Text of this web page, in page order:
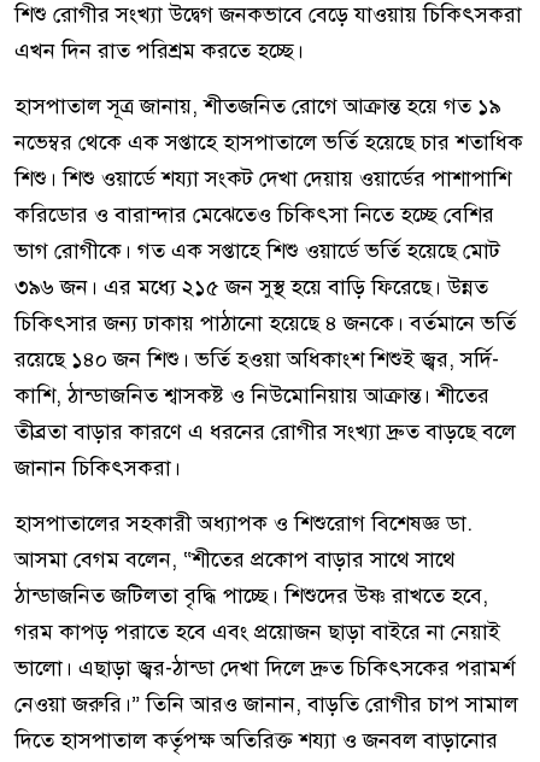
শিশু রোগীর সংখ্যা উদ্বেগ জনকভাবে বেড়ে যাওয়ায় চিকিৎসকরা
এখন দিন রাত পরিশ্রম করতে হচ্ছে।
হাসপাতাল সূত্র জানায়, শীতজনিত রোগে আক্রান্ত হয়ে গত ১৯
নভেম্বর থেকে এক সপ্তাহে হাসপাতালে ভর্তি হয়েছে চার শতাধিক
শিশু। শিশু ওয়ার্ডে শয্যা সংকট দেখা দেয়ায় ওয়ার্ডের পাশাপাশি
করিডোর ও বারান্দার মেঝেতেও চিকিৎসা নিতে হচ্ছে বেশির
ভাগ রোগীকে। গত এক সপ্তাহে শিশু ওয়ার্ডে ভর্তি হয়েছে মোট
৩৯৬ জন। এর মধ্যে ২১৫ জন সুস্থ হয়ে বাড়ি ফিরেছে। উন্নত
চিকিৎসার জন্য ঢাকায় পাঠানো হয়েছে ৪ জনকে। বর্তমানে ভর্তি
রয়েছে ১৪০ জন শিশু। ভর্তি হওয়া অধিকাংশ শিশুই জ্বর, সর্দি-
কাশি, ঠান্ডাজনিত শ্বাসকষ্ট ও নিউমোনিয়ায় আক্রান্ত। শীতের
তীব্রতা বাড়ার কারণে এ ধরনের রোগীর সংখ্যা দ্রুত বাড়ছে বলে
জানান চিকিৎসকরা।
হাসপাতালের সহকারী অধ্যাপক ও শিশুরোগ বিশেষজ্ঞ ডা.
আসমা বেগম বলেন, “শীতের প্রকোপ বাড়ার সাথে সাথে
ঠান্ডাজনিত জটিলতা বৃদ্ধি পাচ্ছে। শিশুদের উষ্ণ রাখতে হবে,
গরম কাপড় পরাতে হবে এবং প্রয়োজন ছাড়া বাইরে না নেয়াই
ভালো। এছাড়া জ্বর-ঠান্ডা দেখা দিলে দ্রুত চিকিৎসকের পরামর্শ
নেওয়া জরুরি।” তিনি আরও জানান, বাড়তি রোগীর চাপ সামাল
দিতে হাসপাতাল কর্তৃপক্ষ অতিরিক্ত শয্যা ও জনবল বাড়ানোর